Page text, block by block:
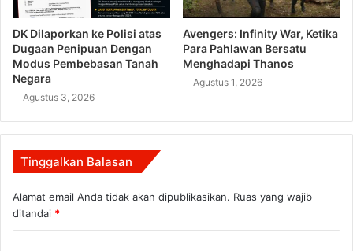
DK Dilaporkan ke Polisi atas
Dugaan Penipuan Dengan
Modus Pembebasan Tanah
Negara
Agustus 3, 2026
Avengers: Infinity War, Ketika
Para Pahlawan Bersatu
Menghadapi Thanos
Agustus 1, 2026
Tinggalkan Balasan
Alamat email Anda tidak akan dipublikasikan. Ruas yang wajib
ditandai *